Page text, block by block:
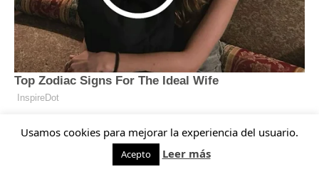
Usamos cookies para mejorar la experiencia del usuario.
Acepto Leer más